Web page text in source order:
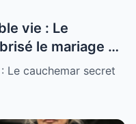
vie : Le
le mariage de
Le cauchemar secret